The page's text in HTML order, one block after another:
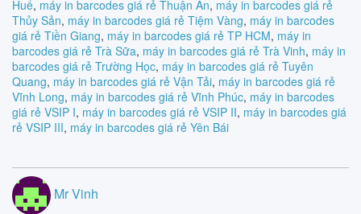
Huế, máy in barcodes giá rẻ Thuận An, máy in barcodes giá rẻ
Thủy Sản, máy in barcodes giá rẻ Tiệm Vàng, máy in barcodes
giá rẻ Tiền Giang, máy in barcodes giá rẻ TP HCM, máy in
barcodes giá rẻ Trà Sữa, máy in barcodes giá rẻ Trà Vinh, máy in
barcodes giá rẻ Trường Học, máy in barcodes giá rẻ Tuyên
Quang, máy in barcodes giá rẻ Vận Tải, máy in barcodes giá rẻ
Vĩnh Long, máy in barcodes giá rẻ Vĩnh Phúc, máy in barcodes
giá rẻ VSIP I, máy in barcodes giá rẻ VSIP II, máy in barcodes giá
rẻ VSIP III, máy in barcodes giá rẻ Yên Bái
Mr Vinh